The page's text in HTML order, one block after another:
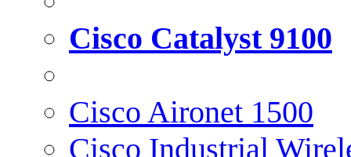
Cisco Catalyst 9100
Cisco Aironet 1500
Cisco Industrial